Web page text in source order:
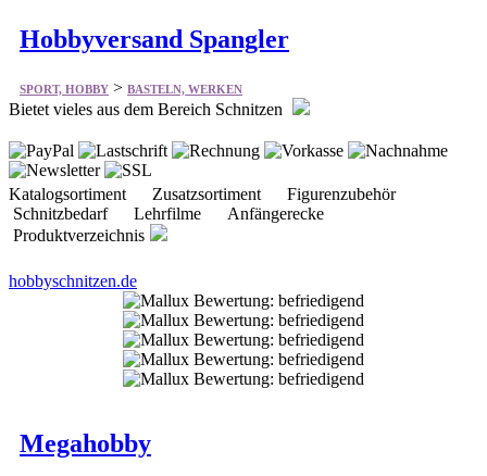
Hobbyversand Spangler
SPORT, HOBBY > BASTELN, WERKEN
Bietet vieles aus dem Bereich Schnitzen
Katalogsortiment Zusatzsortiment Figurenzubehör
Schnitzbedarf Lehrfilme Anfängerecke
Produktverzeichnis
hobbyschnitzen.de
Megahobby